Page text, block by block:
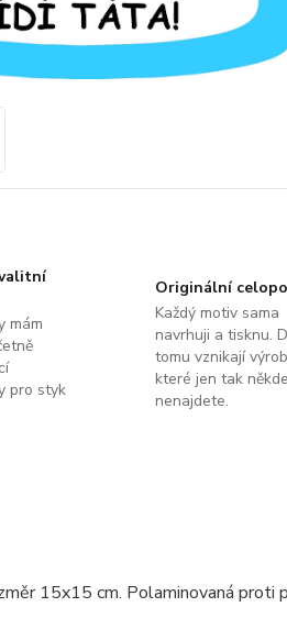
mám
pro styk
Originální
Každý motiv sama
navrhuji a tisknu.
tomu vznikají
které jen tak někde
nenajdete.
15x15 cm. Polaminovaná proti